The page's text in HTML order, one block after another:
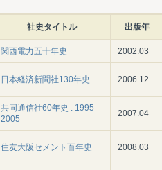
社史タイトル 出版年
関西電力五十年史 2002.03
日本経済新聞社130年史 2006.12
共同通信社60年史 : 1995-
2005
2007.04
住友大阪セメント百年史 2008.03